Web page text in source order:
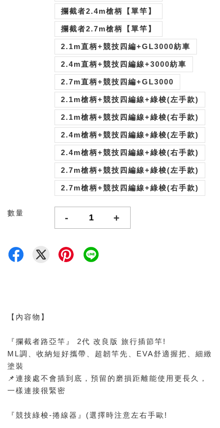
攔截者2.4m槍柄【單竿】
攔截者2.7m槍柄【單竿】
2.1m直柄+競技四編+GL3000紡車
2.4m直柄+競技四編線+3000紡車
2.7m直柄+競技四編+GL3000
2.1m槍柄+競技四編線+綠梭(左手款)
2.1m槍柄+競技四編線+綠梭(右手款)
2.4m槍柄+競技四編線+綠梭(左手款)
2.4m槍柄+競技四編線+綠梭(右手款)
2.7m槍柄+競技四編線+綠梭(左手款)
2.7m槍柄+競技四編線+綠梭(右手款)
數量 - +
【內容物】
『攔截者路亞竿』 2代 改良版 旅行插節竿!
ML調、收納短好攜帶、超韌竿先、EVA舒適握把、細緻
塗裝
📌連接處不會插到底，預留的磨損距離能使用更長久，
一樣連接很緊密
『競技綠梭-捲線器』(選擇時注意左右手歐!